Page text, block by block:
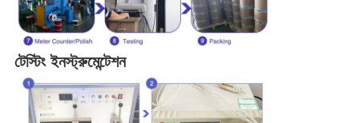
টেস্টিং ইনস্ট্রুমেন্টেশন